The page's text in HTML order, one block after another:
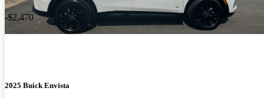
-$2,470
2025 Buick Envista